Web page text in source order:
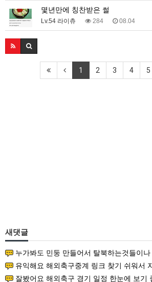
몇년만에 칭찬받은 썰
Lv.54 라이츄 284 08.04
1 2 3 4 5
새댓글
누가봐도 민둥 만들어서 탈북하는것들이나 뭔가 쳐들어오는 낌새를 미리 알아차리기 위함
유익해요 해외축구중계 링크 찾기 쉬워서 자주 와요. 참고로 무료스포츠중계 정보
잘봤어요 해외축구 경기 일정 한눈에 보기 좋아요. 덕분에 epl중계 볼 때 공식